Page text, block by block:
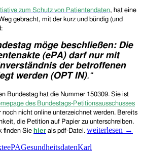
mit
ca.
Unterschriften
das
Quorum
geschafft!
zum Schutz von Patientendaten, hat eine
gebracht, mit der kurz und bündig (und
möge beschließen: Die
(ePA) darf nur mit
der betroffenen
werden (OPT IN).“
Bundestag hat die Nummer 150309. Sie ist
des Bundestags-Petitionsausschusses
noch nicht online unterzeichnet werden. Bereits
die Petition auf Papier zu unterschreiben.
finden Sie hier als pdf-Datei. Bundestags-
gegen
weiterlesen →
ePAGesundheitsdatenKarl